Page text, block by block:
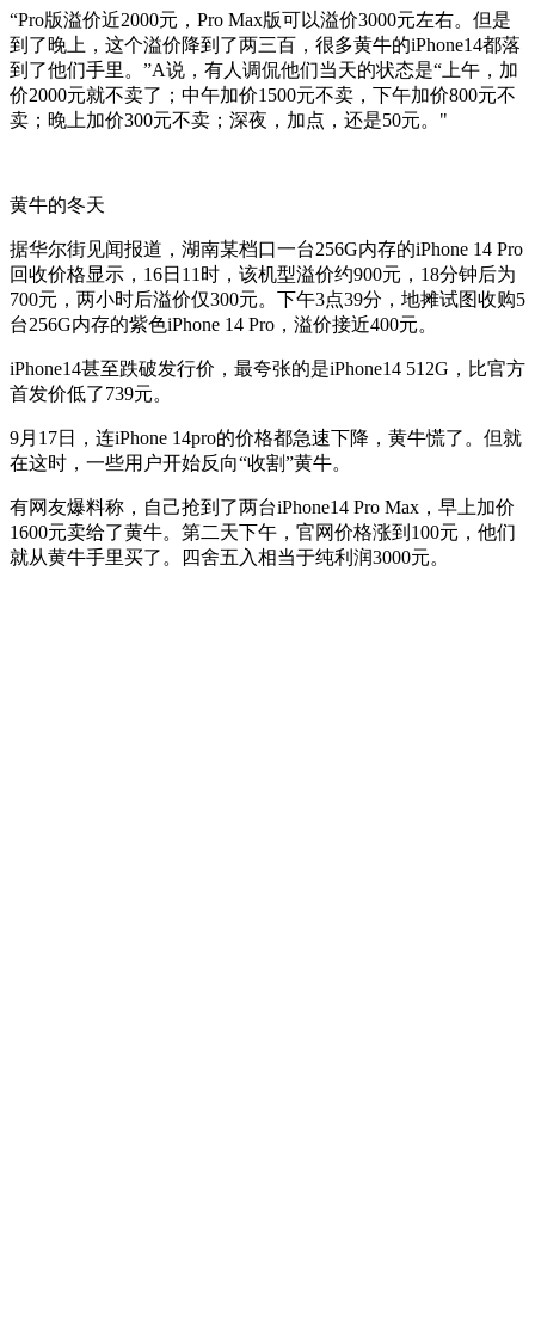
“Pro版溢价近2000元，Pro Max版可以溢价3000元左右。但是
到了晚上，这个溢价降到了两三百，很多黄牛的iPhone14都落
到了他们手里。”A说，有人调侃他们当天的状态是“上午，加
价2000元就不卖了；中午加价1500元不卖，下午加价800元不
卖；晚上加价300元不卖；深夜，加点，还是50元。"
黄牛的冬天
据华尔街见闻报道，湖南某档口一台256G内存的iPhone 14 Pro
回收价格显示，16日11时，该机型溢价约900元，18分钟后为
700元，两小时后溢价仅300元。下午3点39分，地摊试图收购5
台256G内存的紫色iPhone 14 Pro，溢价接近400元。
iPhone14甚至跌破发行价，最夸张的是iPhone14 512G，比官方
首发价低了739元。
9月17日，连iPhone 14pro的价格都急速下降，黄牛慌了。但就
在这时，一些用户开始反向“收割”黄牛。
有网友爆料称，自己抢到了两台iPhone14 Pro Max，早上加价
1600元卖给了黄牛。第二天下午，官网价格涨到100元，他们
就从黄牛手里买了。四舍五入相当于纯利润3000元。